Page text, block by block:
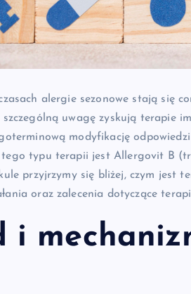
alergie sezonowe stają się
szczególną uwagę zyskują terapie
modyfikację
tego typu terapii jest Allergovit B
przyjrzymy się bliżej, czym jest
oraz zalecenia dotyczące
i